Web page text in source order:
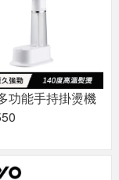
功能手持掛燙機